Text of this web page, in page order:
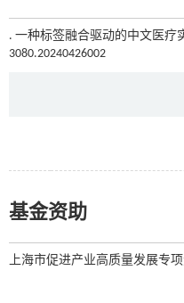
. 一种标签融合驱动的中文医疗
3080.20240426002
基金资助
上海市促进产业高质量发展专项